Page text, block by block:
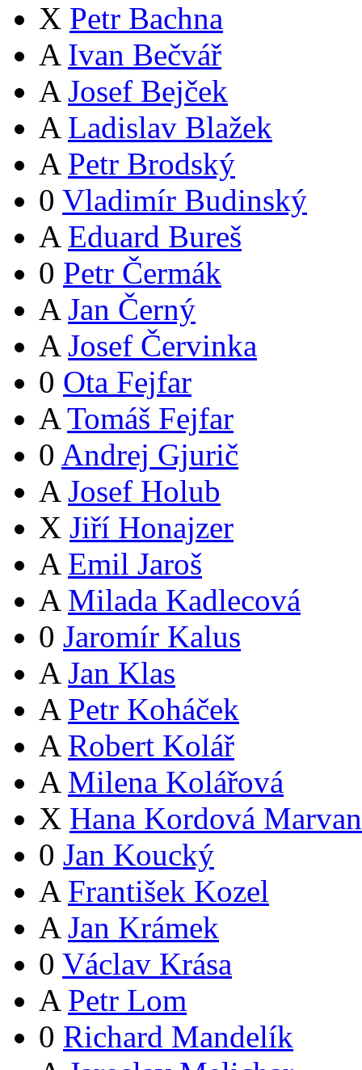
X Petr Bachna
A Ivan Bečvář
A Josef Bejček
A Ladislav Blažek
A Petr Brodský
0 Vladimír Budinský
A Eduard Bureš
0 Petr Čermák
A Jan Černý
A Josef Červinka
0 Ota Fejfar
A Tomáš Fejfar
0 Andrej Gjurič
A Josef Holub
X Jiří Honajzer
A Emil Jaroš
A Milada Kadlecová
0 Jaromír Kalus
A Jan Klas
A Petr Koháček
A Robert Kolář
A Milena Kolářová
X Hana Kordová
0 Jan Koucký
A František Kozel
A Jan Krámek
0 Václav Krása
A Petr Lom
0 Richard Mandelík